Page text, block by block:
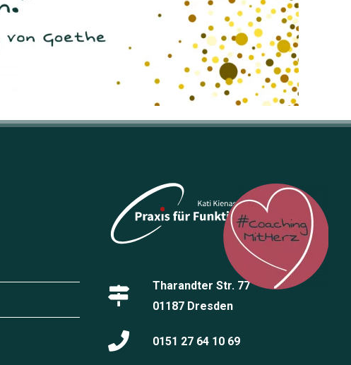
Tharandter Str. 77
01187 Dresden
0151 27 64 10 69